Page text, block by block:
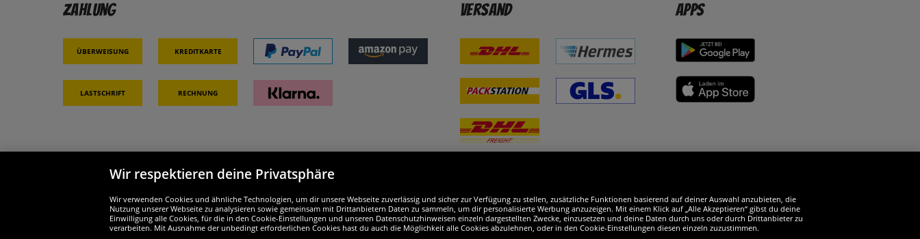
Zahlung
Überweisung Kreditkarte
Lastschrift Rechnung
Versand Apps
Partner & Sicherheit Wir sind ausgezeichnet
Wir respektieren deine Privatsphäre
Wir verwenden Cookies und ähnliche Technologien, um dir unsere Webseite zuverlässig und sicher zur Verfügung zu stellen, zusätzliche Funktionen basierend auf deiner Auswahl anzubieten, die
Nutzung unserer Webseite zu analysieren sowie gemeinsam mit Drittanbietern Daten zu sammeln, um dir personalisierte Werbung anzuzeigen. Mit einem Klick auf „Alle Akzeptieren“ gibst du deine
Einwilligung alle Cookies, für die in den Cookie-Einstellungen und unseren Datenschutzhinweisen einzeln dargestellten Zwecke, einzusetzen und deine Daten durch uns oder durch Drittanbieter zu
verarbeiten. Mit Ausnahme der unbedingt erforderlichen Cookies hast du auch die Möglichkeit alle Cookies abzulehnen, oder in den Cookie-Einstellungen diesen einzeln zuzustimmen.